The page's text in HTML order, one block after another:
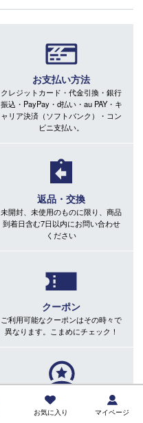
お気に入り マイページ
お支払い方法
クレジットカード・代金引換・銀行
振込・PayPay・d払い・au PAY・キ
ャリア決済（ソフトバンク）・コン
ビニ支払い。
返品・交換
未開封、未使用のものに限り、商品
到着日含む7日以内にお問い合わせ
ください
クーポン
ご利用可能なクーポンはその時々で
異なります。こまめにチェック！
会員ランク
AGO上でのお買い上げ金額によって